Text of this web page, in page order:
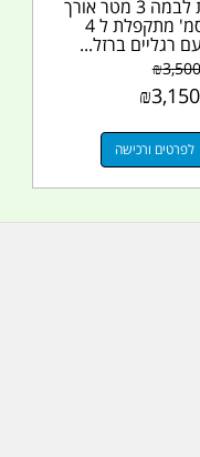
רמפות לעלות לבמה 3 מטר אורך
רוחב 73 סמ' מתקפלת ל 4
רגליים ברזל...
₪3,500
₪3,150
לפרטים ורכישה